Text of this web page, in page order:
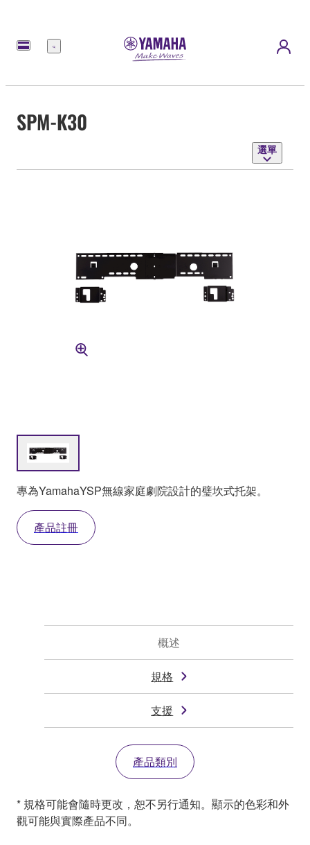
選
SPM-K30
選單
專為YamahaYSP無線家庭劇院設計的璧坎式托架。
產品註冊
概述
規格
支援
產品類別
* 規格可能會隨時更改，恕不另行通知。顯示的色彩和外
觀可能與實際產品不同。